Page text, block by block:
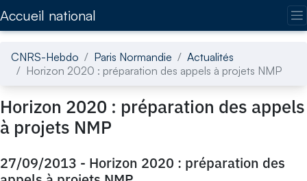
Accueil national
CNRS-Hebdo Paris Normandie
Actualités
Horizon 2020 : préparation des appels à projets NMP
Horizon 2020 : préparation des appels
à projets NMP
27/09/2013 - Horizon 2020 : préparation des